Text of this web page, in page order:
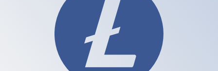
XE Internationella valutaöverföringar